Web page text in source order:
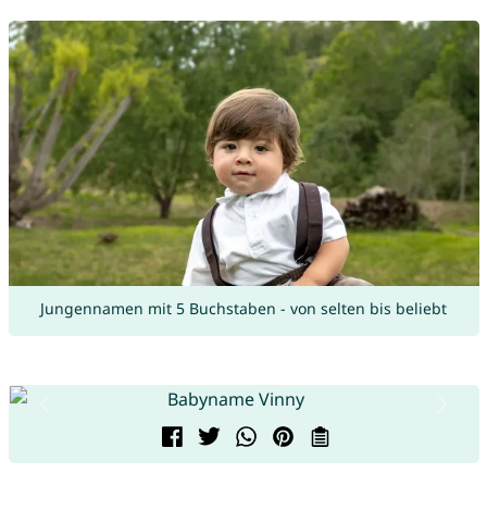
Jungennamen mit 5 Buchstaben - von selten bis beliebt